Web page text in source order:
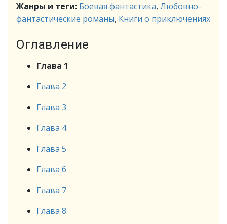
Жанры и теги: Боевая фантастика, Любовно-
фантастические романы, Книги о приключениях
Оглавление
Глава 1
Глава 2
Глава 3
Глава 4
Глава 5
Глава 6
Глава 7
Глава 8